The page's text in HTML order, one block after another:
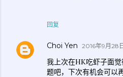
回复
Choi Yen 2016年9月28
我上次在HK吃虾子面
题吧，下次有机会可以